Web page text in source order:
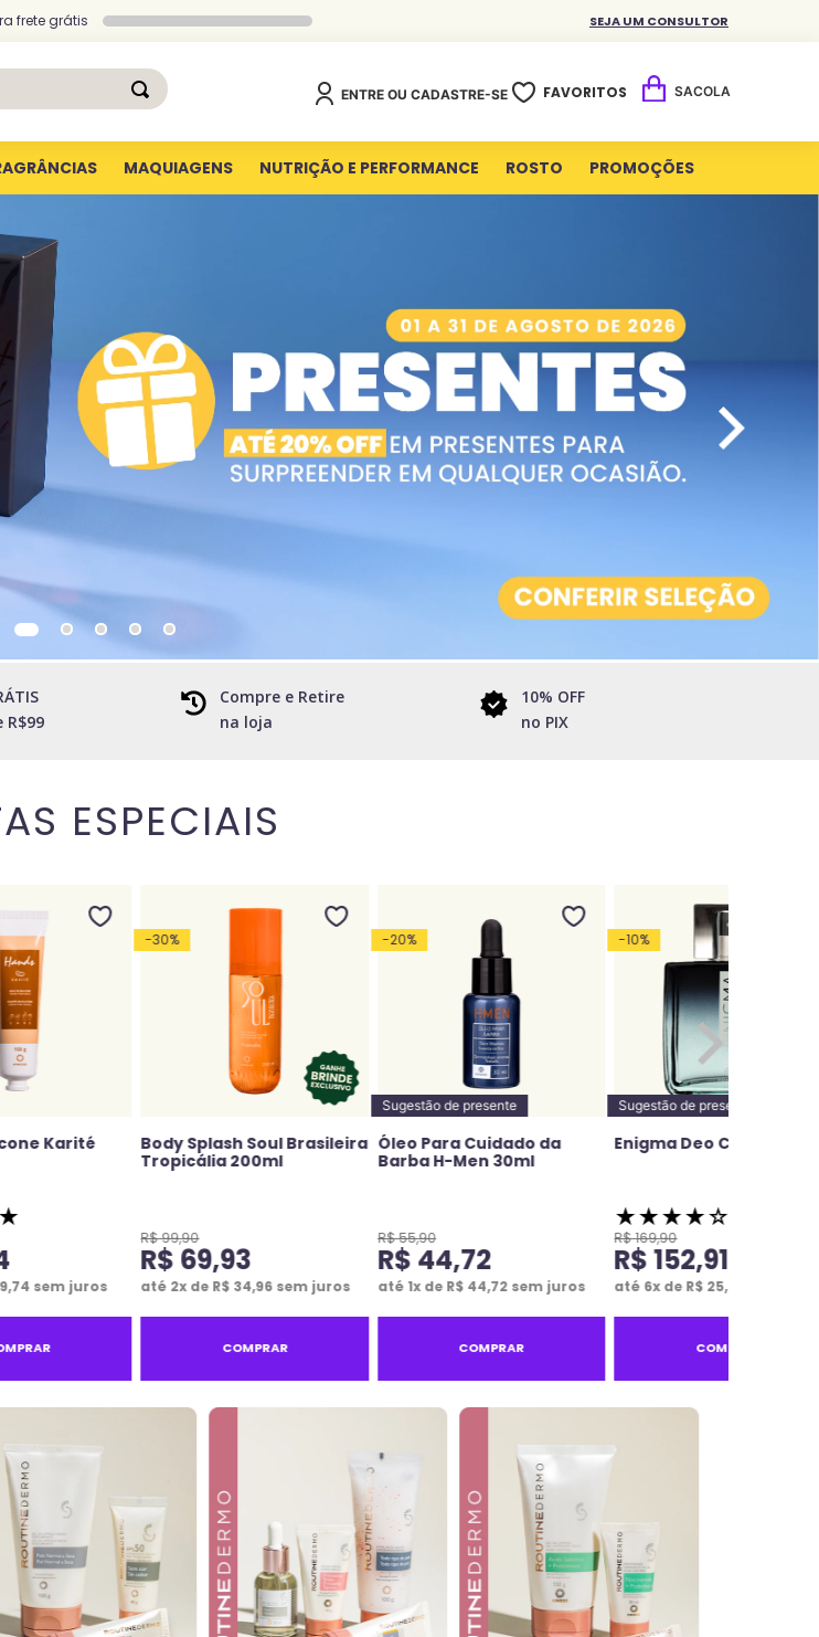
frete grátis SEJA UM CONSULTOR
ENTRE OU CADASTRE-SE FAVORITOS
MAQUIAGENS NUTRIÇÃO E PERFORMANCE ROSTO PROMOÇÕES
R$99
Compre e Retire
na loja
10% OFF
no PIX
ESPECIAIS
Karité
★
,74sem juros
-30%
Body Splash Soul Brasileira
Tropicália 200ml
R$99,90
R$ 69,93
até 2x de R$ 34,96 sem juros
COMPRAR
-20%
Sugestão de presente
Óleo Para Cuidado da
Barba H-Men 30ml
R$55,90
R$ 44,72
até 1x de R$ 44,72 sem juros
COMPRAR
-10%
Sugestão de presente
Enigma Deo Colônia
★★★★☆
R$169,90
R$152,91
até 6x de R$ 25,48
COMPRAR